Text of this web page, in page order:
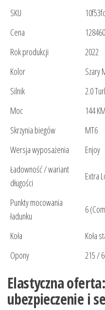
SKU
Cena
Rok produkcji
2022
Kolor
Szary
Silnik
2.0
Moc
144 KM
Skrzynia biegów
MT6
Wersja wyposażenia
Enjoy
Ładowność / wariant
długości
Extra
Punkty mocowania
ładunku
6
Koła
Koła
Opony
215 /
Elastyczna
ubezpieczenie i